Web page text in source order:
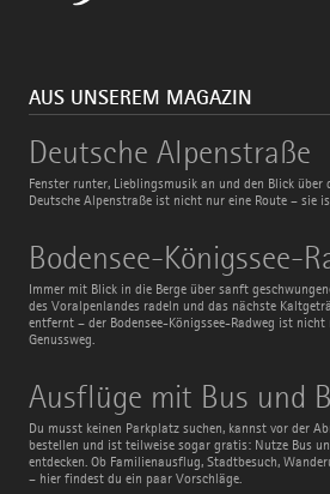
AUS UNSEREM MAGAZIN
Deutsche Alpenstraße
Fenster runter, Lieblingsmusik an und den Blick über
Deutsche Alpenstraße ist nicht nur eine Route – sie
Deutsche
Alpenstraße
Bodensee-Königssee-
Immer mit Blick in die Berge über sanft
des Voralpenlandes radeln und das nächste
entfernt – der Bodensee-Königssee-Radweg ist
Genussweg.
Bodensee-
Königssee-
Radweg
Ausflüge mit Bus und
Du musst keinen Parkplatz suchen, kannst vor der
bestellen und ist teilweise sogar gratis: Nutze Bus
entdecken. Ob Familienausflug, Stadtbesuch,
– hier findest du ein paar Vorschläge.
Ausflüge
mit
Bus
und
Bahn